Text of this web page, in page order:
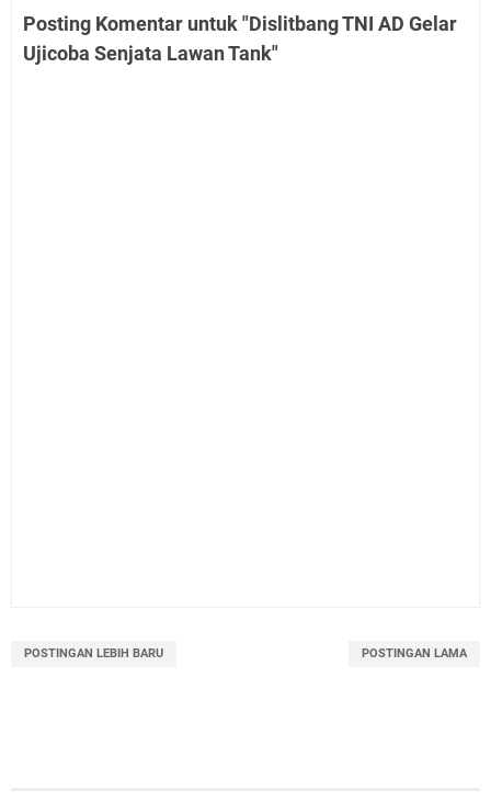
Posting Komentar untuk "Dislitbang TNI AD Gelar
Ujicoba Senjata Lawan Tank"
POSTINGAN LEBIH BARU POSTINGAN LAMA